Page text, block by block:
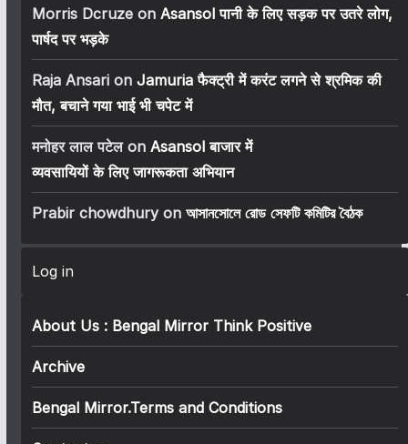
Morris Dcruzeon Asansol पानी के लिए सड़क पर उतरे लोग,
पार्षद पर भड़के
Raja Ansarion Jamuria फैक्ट्री में करंट लगने से श्रमिक की
मौत, बचाने गया भाई भी चपेट में
मनोहर लाल पटेलon Asansol बाजार में
व्यवसायियों के लिए जागरूकता अभियान
Prabir chowdhuryon আসানসোলে রোড সেফটি কমিটির বৈঠক
Log in
About Us : Bengal Mirror Think Positive
Archive
Bengal Mirror.Terms and Conditions